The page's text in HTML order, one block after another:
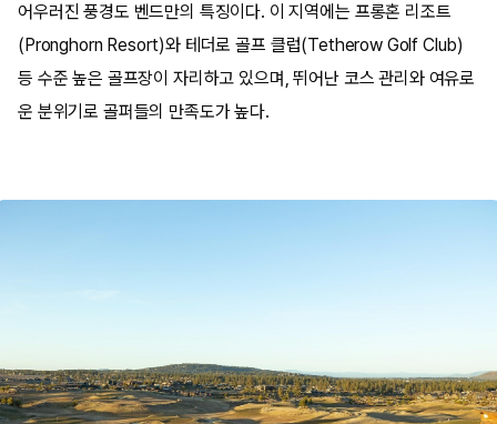
어우러진 풍경도 벤드만의 특징이다. 이 지역에는 프롱혼 리조트
(Pronghorn Resort)와 테더로 골프 클럽(Tetherow Golf Club)
등 수준 높은 골프장이 자리하고 있으며, 뛰어난 코스 관리와 여유로
운 분위기로 골퍼들의 만족도가 높다.